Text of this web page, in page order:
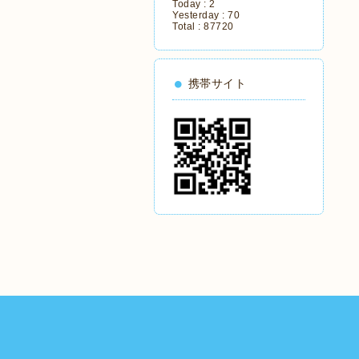
Today : 2
Yesterday : 70
Total : 87720
携帯サイト